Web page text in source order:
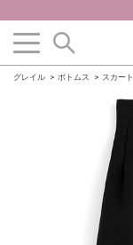
グレイル ボトムス スカート